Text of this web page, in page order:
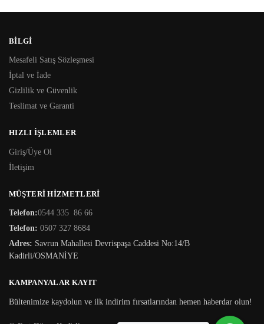
BİLGİ
Mesafeli Satış Sözleşmesi
İptal ve İade
Gizlilik ve Güvenlik
Teslimat ve Garanti
HIZLI İŞLEMLER
Giriş/Üye Ol
İletişim
MÜŞTERİ HİZMETLERİ
Telefon:0544 335 86 66
Telefon: 0507 327 8684
Adres: Savrun Mahallesi Devrispaşa Caddesi No:14/B
Kadirli/OSMANİYE
KAMPANYALAR KAYIT
Bültenimize kaydolun ve ilk indirim fırsatlarından hemen haberdar olun!